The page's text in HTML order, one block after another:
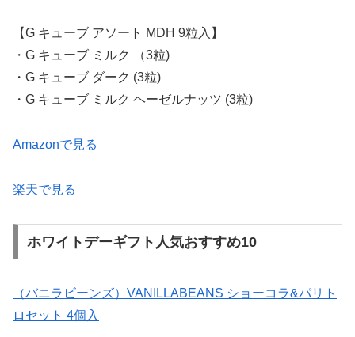
【G キューブ アソート MDH 9粒入】
・G キューブ ミルク （3粒)
・G キューブ ダーク (3粒)
・G キューブ ミルク ヘーゼルナッツ (3粒)
Amazonで見る
楽天で見る
ホワイトデーギフト人気おすすめ10
（バニラビーンズ）VANILLABEANS ショーコラ&パリト
ロセット 4個入